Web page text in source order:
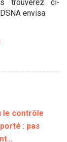
trouverez ci-
envisa
le contrôle
: pas